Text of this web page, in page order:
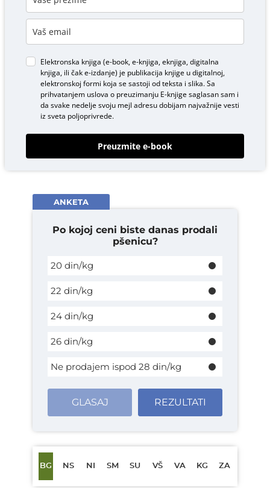
Elektronska knjiga (e-book, e-knjiga, eknjiga, digitalna
knjiga, ili čak e-izdanje) je publikacija knjige u digitalnoj,
elektronskoj formi koja se sastoji od teksta i slika. Sa
prihvatanjem uslova o preuzimanju E-knjigesaglasan sam i
da svake nedelje svoju mejl adresu dobijam najvažnije vesti
iz sveta poljoprivrede.
Preuzmite e-book
ANKETA
Po kojoj ceni biste danas prodali
pšenicu?
20 din/kg
22 din/kg
24 din/kg
26 din/kg
Ne prodajem ispod 28 din/kg
GLASAJ REZULTATI
BG NS NI SM SU VŠ VA KG ZA